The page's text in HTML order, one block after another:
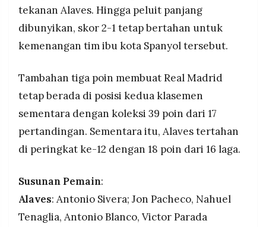
tekanan Alaves. Hingga peluit panjang
dibunyikan, skor 2-1 tetap bertahan untuk
kemenangan tim ibu kota Spanyol tersebut.
Tambahan tiga poin membuat Real Madrid
tetap berada di posisi kedua klasemen
sementara dengan koleksi 39 poin dari 17
pertandingan. Sementara itu, Alaves tertahan
di peringkat ke-12 dengan 18 poin dari 16 laga.
Susunan Pemain:
Alaves: Antonio Sivera; Jon Pacheco, Nahuel
Tenaglia, Antonio Blanco, Victor Parada